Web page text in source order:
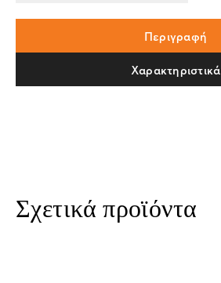
Περιγραφή
Χαρακτηριστικά
Σχετικά προϊόντα